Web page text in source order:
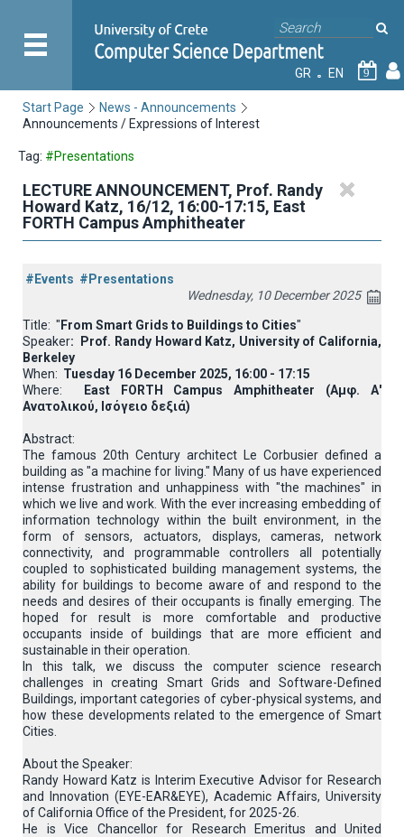
GR EN 9
Start Page
News - Announcements
Announcements / Expressions of Interest
Tag: #Presentations
LECTURE ANNOUNCEMENT, Prof. Randy
Howard Katz, 16/12, 16:00-17:15, East
FORTH Campus Amphitheater
#Events #Presentations
Wednesday, 10 December 2025
Title: " From Smart Grids to Buildings to Cities"
Speaker: Prof. Randy Howard Katz, University of California,
Berkeley
When: Tuesday 16 December 2025, 16:00 - 17:15
Where:
East FORTH Campus Amphitheater (Αμφ. Α'
Ανατολικού, Ισόγειο δεξιά)
Abstract:
The famous 20th Century architect Le Corbusier defined a
building as "a machine for living." Many of us have experienced
intense frustration and unhappiness with "the machines" in
which we live and work. With the ever increasing embedding of
information technology within the built environment, in the
form of sensors, actuators, displays, cameras, network
connectivity, and programmable controllers all potentially
coupled to sophisticated building management systems, the
ability for buildings to become aware of and respond to the
needs and desires of their occupants is finally emerging. The
hoped for result is more comfortable and productive
occupants inside of buildings that are more efficient and
sustainable in their operation.
In this talk, we discuss the computer science research
challenges in creating Smart Grids and Software-Defined
Buildings, important categories of cyber-physical systems, and
how these developments related to the emergence of Smart
Cities.
About the Speaker:
Randy Howard Katz is Interim Executive Advisor for Research
and Innovation (EYE-EAR&EYE), Academic Affairs, University
of California Office of the President, for 2025-26.
He is Vice Chancellor for Research Emeritus and United